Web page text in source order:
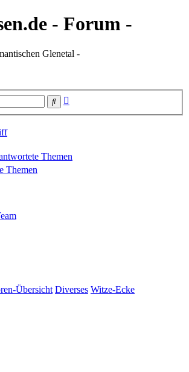
- Forum -
Glenetal -
Suche
Themen
Themen
Übersicht Diverses Witze-Ecke